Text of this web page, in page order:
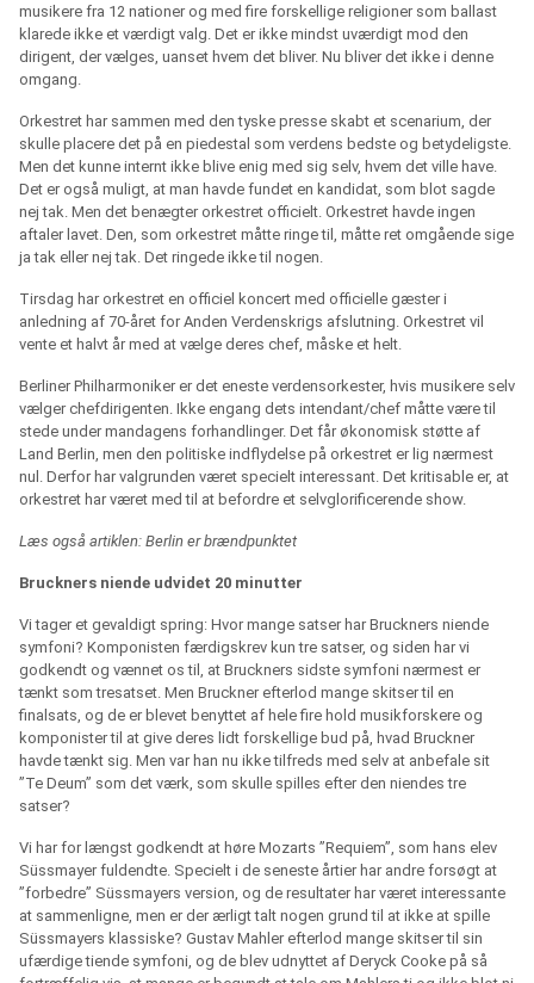
musikere fra 12 nationer og med fire forskellige religioner som ballast
klarede ikke et værdigt valg. Det er ikke mindst uværdigt mod den
dirigent, der vælges, uanset hvem det bliver. Nu bliver det ikke i denne
omgang.
Orkestret har sammen med den tyske presse skabt et scenarium, der
skulle placere det på en piedestal som verdens bedste og betydeligste.
Men det kunne internt ikke blive enig med sig selv, hvem det ville have.
Det er også muligt, at man havde fundet en kandidat, som blot sagde
nej tak. Men det benægter orkestret officielt. Orkestret havde ingen
aftaler lavet. Den, som orkestret måtte ringe til, måtte ret omgående sige
ja tak eller nej tak. Det ringede ikke til nogen.
Tirsdag har orkestret en officiel koncert med officielle gæster i
anledning af 70-året for Anden Verdenskrigs afslutning. Orkestret vil
vente et halvt år med at vælge deres chef, måske et helt.
Berliner Philharmoniker er det eneste verdensorkester, hvis musikere selv
vælger chefdirigenten. Ikke engang dets intendant/chef måtte være til
stede under mandagens forhandlinger. Det får økonomisk støtte af
Land Berlin, men den politiske indflydelse på orkestret er lig nærmest
nul. Derfor har valgrunden været specielt interessant. Det kritisable er, at
orkestret har været med til at befordre et selvglorificerende show.
Læs også artiklen: Berlin er brændpunktet
Bruckners niende udvidet 20 minutter
Vi tager et gevaldigt spring: Hvor mange satser har Bruckners niende
symfoni? Komponisten færdigskrev kun tre satser, og siden har vi
godkendt og vænnet os til, at Bruckners sidste symfoni nærmest er
tænkt som tresatset. Men Bruckner efterlod mange skitser til en
finalsats, og de er blevet benyttet af hele fire hold musikforskere og
komponister til at give deres lidt forskellige bud på, hvad Bruckner
havde tænkt sig. Men var han nu ikke tilfreds med selv at anbefale sit
”Te Deum” som det værk, som skulle spilles efter den niendes tre
satser?
Vi har for længst godkendt at høre Mozarts ”Requiem”, som hans elev
Süssmayer fuldendte. Specielt i de seneste årtier har andre forsøgt at
”forbedre” Süssmayers version, og de resultater har været interessante
at sammenligne, men er der ærligt talt nogen grund til at ikke at spille
Süssmayers klassiske? Gustav Mahler efterlod mange skitser til sin
ufærdige tiende symfoni, og de blev udnyttet af Deryck Cooke på så